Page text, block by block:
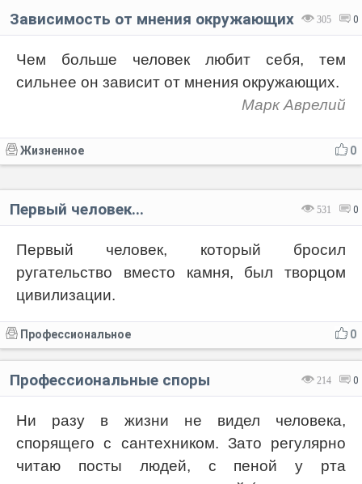
305 0
Зависимость от мнения окружающих
Чем больше человек любит себя, тем
сильнее он зависит от мнения окружающих.
Марк Аврелий
0
Жизненное
531 0
Первый человек...
Первый человек, который бросил
ругательство вместо камня, был творцом
цивилизации.
0
Профессиональное
214 0
Профессиональные споры
Ни разу в жизни не видел человека,
спорящего с сантехником. Зато регулярно
читаю посты людей, с пеной у рта